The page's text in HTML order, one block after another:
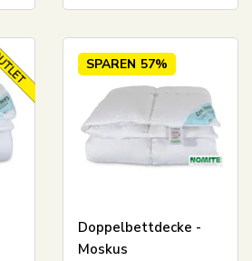
SPAREN 57%
Doppelbettdecke -
Moskus